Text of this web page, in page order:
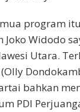
program
Joko Widodo
Utara.
bahkan
PDI